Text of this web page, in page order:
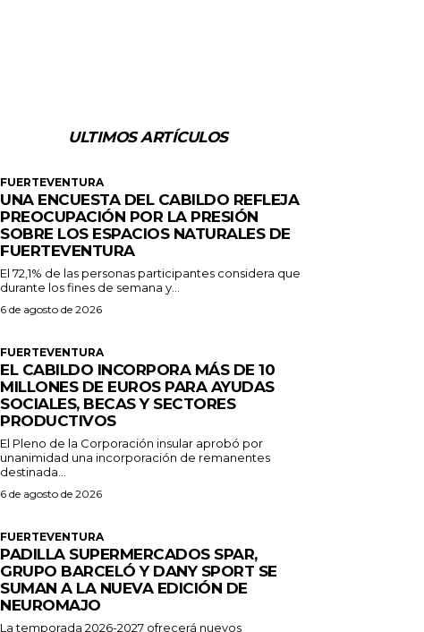
ULTIMOS ARTÍCULOS
FUERTEVENTURA
UNA ENCUESTA DEL CABILDO REFLEJA
PREOCUPACIÓN POR LA PRESIÓN
SOBRE LOS ESPACIOS NATURALES DE
FUERTEVENTURA
El 72,1% de las personas participantes considera que
durante los fines de semana y...
6 de agosto de 2026
FUERTEVENTURA
EL CABILDO INCORPORA MÁS DE 10
MILLONES DE EUROS PARA AYUDAS
SOCIALES, BECAS Y SECTORES
PRODUCTIVOS
El Pleno de la Corporación insular aprobó por
unanimidad una incorporación de remanentes
destinada...
6 de agosto de 2026
FUERTEVENTURA
PADILLA SUPERMERCADOS SPAR,
GRUPO BARCELÓ Y DANY SPORT SE
SUMAN A LA NUEVA EDICIÓN DE
NEUROMAJO
La temporada 2026-2027 ofrecerá nuevos